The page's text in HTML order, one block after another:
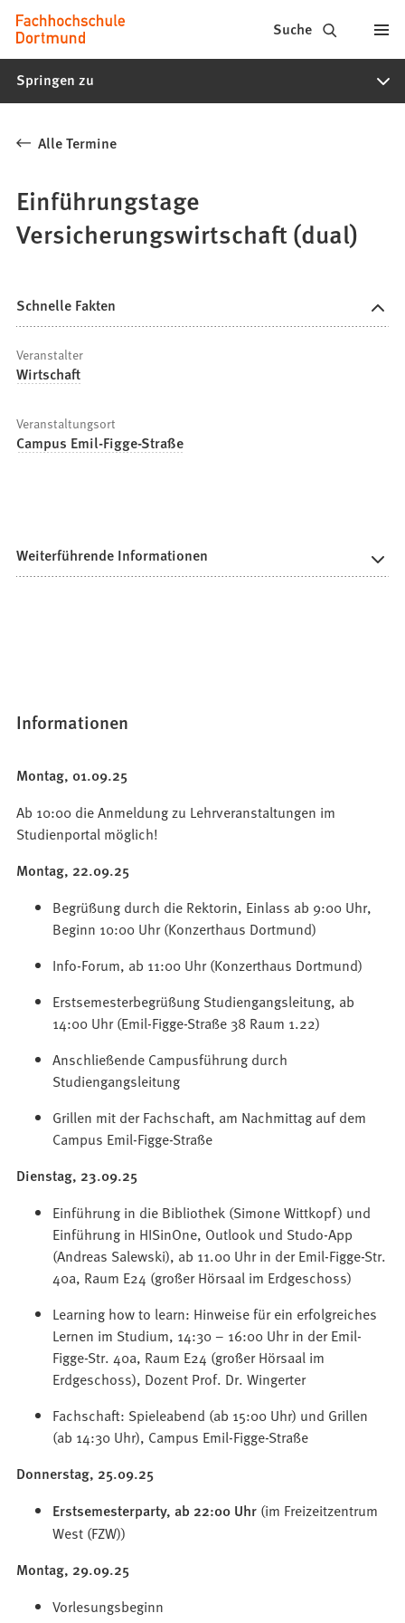
Inhalt anspringen
Fachhochschule
Dortmund
-
Studiengänge,
Bewerbung
Suche
Springen zu
Alle Termine
Einführungstage
Versicherungswirtschaft (dual)
Schnelle Fakten
Veranstalter
Wirtschaft
Veranstaltungsort
Campus Emil-Figge-Straße
Weiterführende Informationen
Informationen
Montag, 01.09.25
Ab 10:00 die Anmeldung zu Lehrveranstaltungen im
Studienportal möglich!
Montag, 22.09.25
Begrüßung durch die Rektorin, Einlass ab 9:00 Uhr,
Beginn 10:00 Uhr (Konzerthaus Dortmund)
Info-Forum, ab 11:00 Uhr (Konzerthaus Dortmund)
Erstsemesterbegrüßung Studiengangsleitung, ab
14:00 Uhr (Emil-Figge-Straße 38 Raum 1.22)
Anschließende Campusführung durch
Studiengangsleitung
Grillen mit der Fachschaft, am Nachmittag auf dem
Campus Emil-Figge-Straße
Dienstag, 23.09.25
Einführung in die Bibliothek (Simone Wittkopf) und
Einführung in HISinOne, Outlook und Studo-App
(Andreas Salewski), ab 11.00 Uhr in der Emil-Figge-Str.
40a, Raum E24 (großer Hörsaal im Erdgeschoss)
Learning how to learn: Hinweise für ein erfolgreiches
Lernen im Studium, 14:30 – 16:00 Uhr in der Emil-
Figge-Str. 40a, Raum E24 (großer Hörsaal im
Erdgeschoss), Dozent Prof. Dr. Wingerter
Fachschaft: Spieleabend (ab 15:00 Uhr) und Grillen
(ab 14:30 Uhr), Campus Emil-Figge-Straße
Donnerstag, 25.09.25
Erstsemesterparty, ab 22:00 Uhr (im Freizeitzentrum
West (FZW))
Montag, 29.09.25
Vorlesungsbeginn